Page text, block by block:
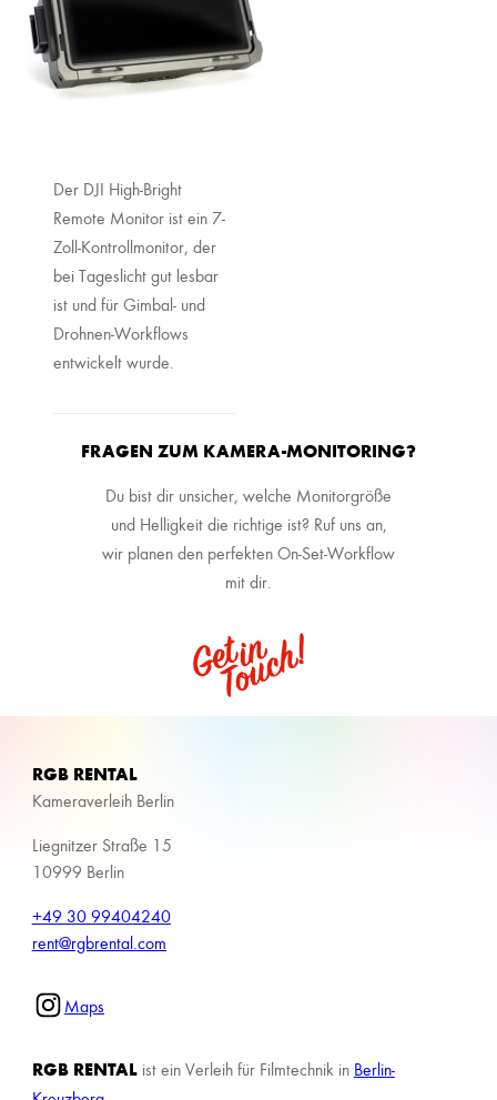
Der DJI High-Bright
Remote Monitor ist ein 7-
Zoll-Kontrollmonitor, der
bei Tageslicht gut lesbar
ist und für Gimbal- und
Drohnen-Workflows
entwickelt wurde.
FRAGEN ZUM KAMERA-MONITORING?
Du bist dir unsicher, welche Monitorgröße
und Helligkeit die richtige ist? Ruf uns an,
wir planen den perfekten On-Set-Workflow
mit dir.
RGB RENTAL
Kameraverleih Berlin
Liegnitzer Straße 15
10999 Berlin
+49 30 99404240
rent@rgbrental.com
Maps
RGB RENTAList ein Verleih für Filmtechnik in Berlin-